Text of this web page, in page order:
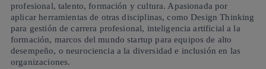
profesional, talento, formación y cultura. Apasionada por
aplicar herramientas de otras disciplinas, como Design Thinking
para gestión de carrera profesional, inteligencia artificial a la
formación, marcos del mundo startup para equipos de alto
desempeño, o neurociencia a la diversidad e inclusión en las
organizaciones.